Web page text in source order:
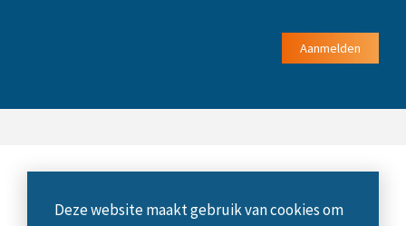
Aanmelden
Deze website maakt gebruik van cookies om